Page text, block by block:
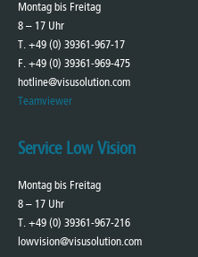
Montag bis Freitag
8 – 17 Uhr
T. +49 (0) 39361-967-17
F. +49 (0) 39361-969-475
hotline@visusolution.com
Teamviewer
Service Low Vision
Montag bis Freitag
8 – 17 Uhr
T. +49 (0) 39361-967-216
lowvision@visusolution.com